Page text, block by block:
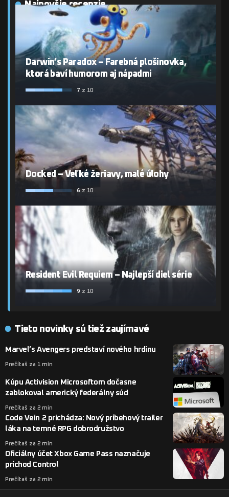
Najnovšie recenzie
Darwin’s Paradox – Farebná plošinovka,
ktorá baví humorom aj nápadmi
7 z 10
Docked – Veľké žeriavy, malé úlohy
6 z 10
Resident Evil Requiem – Najlepší diel série
9 z 10
Tieto novinky sú tiež zaujímavé
Marvel’s Avengers predstaví nového hrdinu
Prečítaš za 1 min
Kúpu Activision Microsoftom dočasne
zablokoval americký federálny súd
Prečítaš za 2 min
Code Vein 2 prichádza: Nový príbehový trailer
láka na temné RPG dobrodružstvo
Prečítaš za 2 min
Oficiálny účet Xbox Game Pass naznačuje
príchod Control
Prečítaš za 2 min